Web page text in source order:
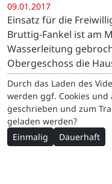
09.01.2017
Einsatz für die
Bruttig-Fankel ist am
Wasserleitung
Obergeschoss die
Durch das Laden des
werden ggf. Cookies
geschrieben und zum
geladen werden?
Einmalig
Dauerhaft